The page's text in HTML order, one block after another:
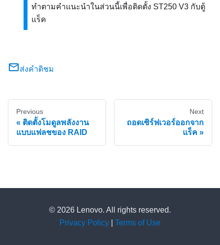
ทำตามคำแนะนำในส่วนนี้เพื่อติดตั้ง ST250 V3 กับตู้
แร็ค
ส่งคำติชม
Previous
ติดตั้งโมดูลพลังงาน
แบบแฟลชของ RAID
Next
ถอดเซิร์ฟเวอร์ออกจาก
แร็ค
© 2026 Lenovo. All rights reserved.
Privacy Policy
Terms of Use